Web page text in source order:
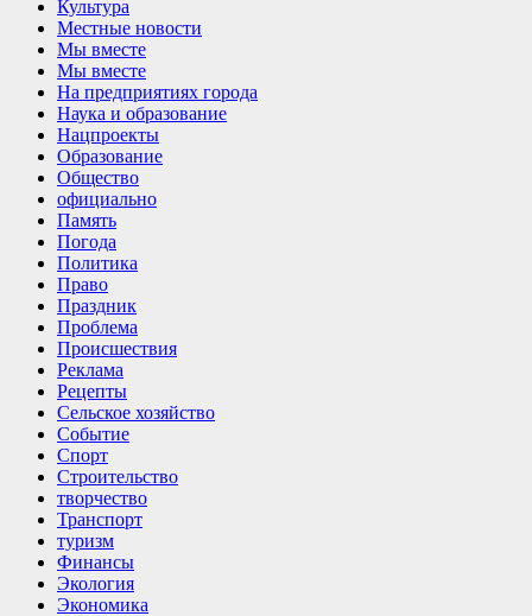
Культура
Местные новости
Мы вместе
Мы вместе
На предприятиях города
Наука и образование
Нацпроекты
Образование
Общество
официально
Память
Погода
Политика
Право
Праздник
Проблема
Происшествия
Реклама
Рецепты
Сельское хозяйство
Событие
Спорт
Строительство
творчество
Транспорт
туризм
Финансы
Экология
Экономика